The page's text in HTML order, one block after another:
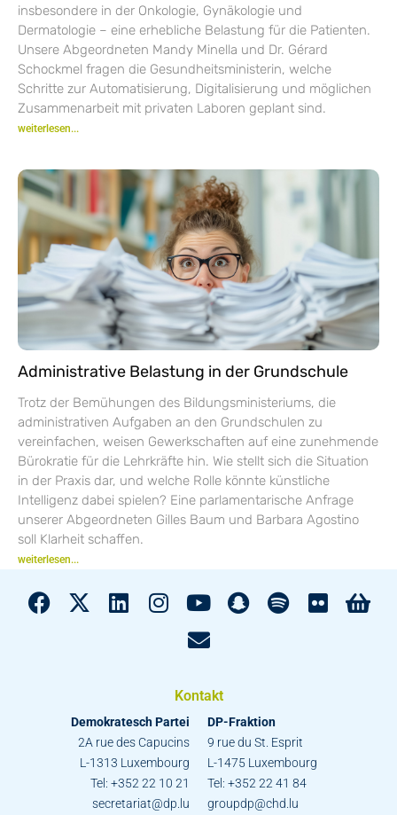
insbesondere in der Onkologie, Gynäkologie und
Dermatologie – eine erhebliche Belastung für die Patienten.
Unsere Abgeordneten Mandy Minella und Dr. Gérard
Schockmel fragen die Gesundheitsministerin, welche
Schritte zur Automatisierung, Digitalisierung und möglichen
Zusammenarbeit mit privaten Laboren geplant sind.
weiterlesen...
Administrative Belastung in der Grundschule
Trotz der Bemühungen des Bildungsministeriums, die
administrativen Aufgaben an den Grundschulen zu
vereinfachen, weisen Gewerkschaften auf eine zunehmende
Bürokratie für die Lehrkräfte hin. Wie stellt sich die Situation
in der Praxis dar, und welche Rolle könnte künstliche
Intelligenz dabei spielen? Eine parlamentarische Anfrage
unserer Abgeordneten Gilles Baum und Barbara Agostino
soll Klarheit schaffen.
weiterlesen...
Kontakt
Demokratesch Partei
2A rue des Capucins
L-1313 Luxembourg
Tel: +352 22 10 21
secretariat@dp.lu
DP-Fraktion
9 rue du St. Esprit
L-1475 Luxembourg
Tel: +352 22 41 84
groupdp@chd.lu